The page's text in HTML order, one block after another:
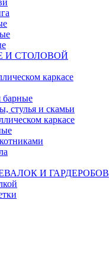
И СТОЛОВОЙ
каркасе
барные
стулья и скамьи
каркасе
И ГАРДЕРОБОВ